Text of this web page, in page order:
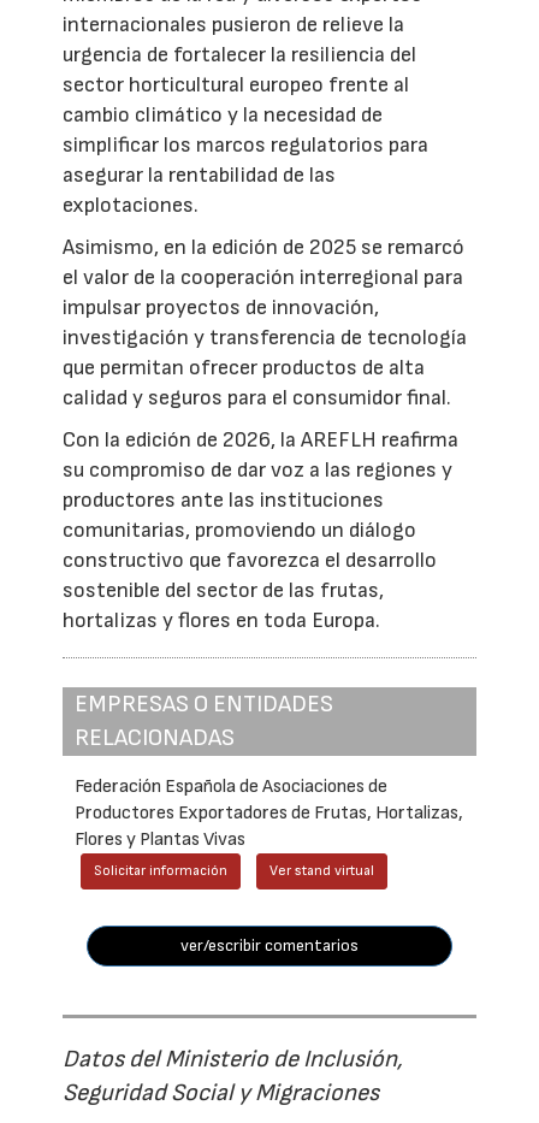
internacionales pusieron de relieve la
urgencia de fortalecer la resiliencia del
sector horticultural europeo frente al
cambio climático y la necesidad de
simplificar los marcos regulatorios para
asegurar la rentabilidad de las
explotaciones.
Asimismo, en la edición de 2025 se remarcó
el valor de la cooperación interregional para
impulsar proyectos de innovación,
investigación y transferencia de tecnología
que permitan ofrecer productos de alta
calidad y seguros para el consumidor final.
Con la edición de 2026, la AREFLH reafirma
su compromiso de dar voz a las regiones y
productores ante las instituciones
comunitarias, promoviendo un diálogo
constructivo que favorezca el desarrollo
sostenible del sector de las frutas,
hortalizas y flores en toda Europa.
EMPRESAS O ENTIDADES
RELACIONADAS
Federación Española de Asociaciones de
Productores Exportadores de Frutas, Hortalizas,
Flores y Plantas Vivas
Solicitar información Ver stand virtual
ver/escribir comentarios
Datos del Ministerio de Inclusión,
Seguridad Social y Migraciones